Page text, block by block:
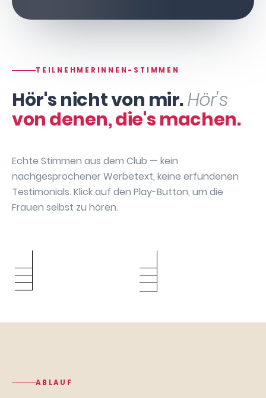
TEILNEHMERINNEN-STIMMEN
Hör's nicht von mir.Hör's
von denen, die's machen.
Echte Stimmen aus dem Club — kein
nachgesprochener Werbetext, keine erfundenen
Testimonials. Klick auf den Play-Button, um die
Frauen selbst zu hören.
Hartenbach
Bianca Bach Manuela David
Caroline Urbach Silke Gebauer
Julia Dibbern Sarah Chatzikas
ABLAUF